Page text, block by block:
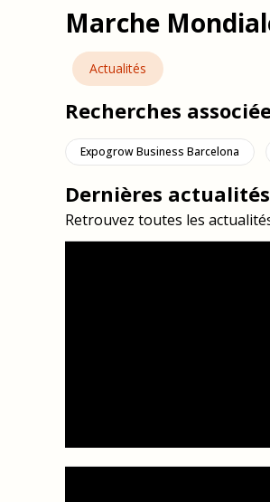
Marche
Actualités
Recherches
Expogrow Business Barcelona
Dernières
Retrouvez toutes les